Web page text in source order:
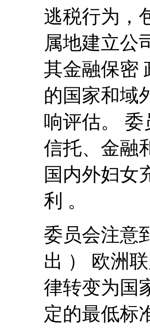
逃税行为，
属地建立公
其金融保密
的国家和域
响评估。
信托、金融
国内外妇女
利 。
委员会注意
出 ） 欧洲
律转变为国
定的最低标